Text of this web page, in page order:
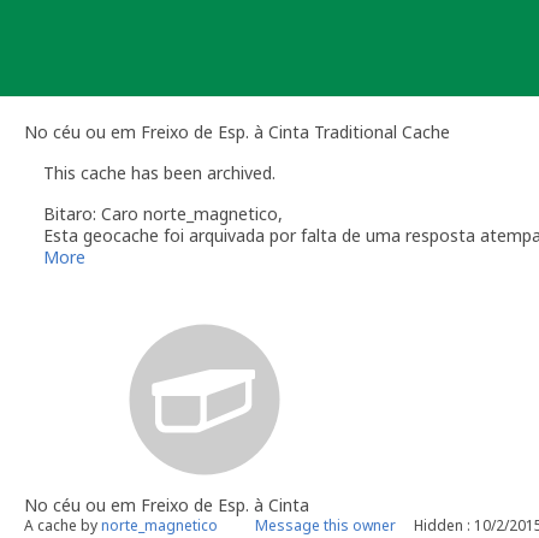
No céu ou em Freixo de Esp. à Cinta Traditional Cache
This cache has been archived.
Bitaro: Caro norte_magnetico,
Esta geocache foi arquivada por falta de uma resposta
Relembro a secção das
Você é responsável por visitas ocasionais à sua
quando alguém reporta um problema com a geocache
"Precisa de Manutenção". Desactive temporariamente
geocache até que tenha resolvido o problema. É-lhe
do qual deverá verificar o estado da sua geocache. Se
temporariamente desactivada por um longo período de
Se no local existe algum recipiente por favor recolha-
Uma vez que se trata de um caso de falta de manutenção a
conta este arquivamento por falta de manutenção.
More
No céu ou em Freixo de Esp. à Cinta
A cache bynorte_magnetico Message this owner Hidden : 10/2/